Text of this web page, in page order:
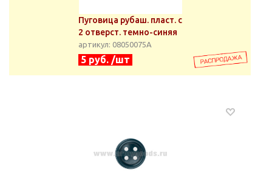
Пуговица рубаш. пласт. с
2 отверст. темно-синяя
артикул: 08050075А
5 руб. /шт